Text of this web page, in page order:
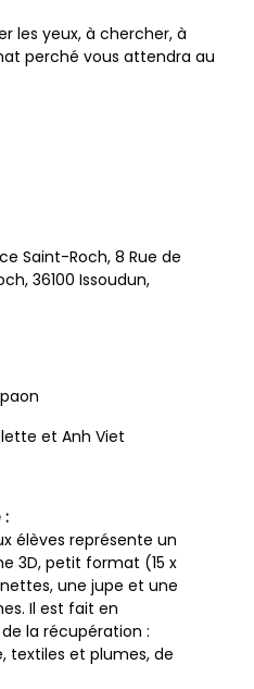
les yeux, à chercher, à
perché vous attendra au
Saint-Roch, 8 Rue de
36100 Issoudun,
et Anh Viet
:
élèves représente un
3D, petit format (15 x
une jupe et une
Il est fait en
la récupération :
textiles et plumes, de